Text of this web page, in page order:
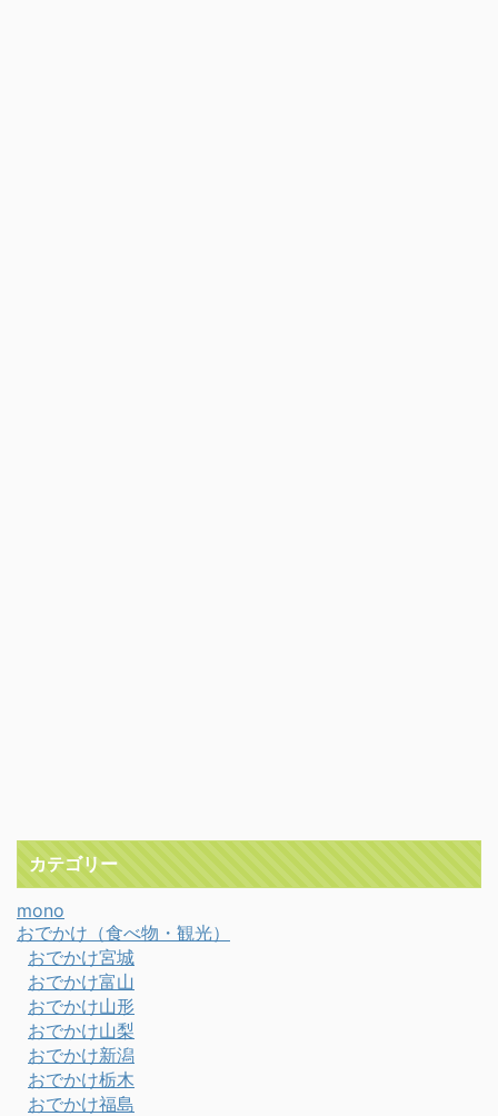
カテゴリー
mono
おでかけ（食べ物・観光）
おでかけ宮城
おでかけ富山
おでかけ山形
おでかけ山梨
おでかけ新潟
おでかけ栃木
おでかけ福島